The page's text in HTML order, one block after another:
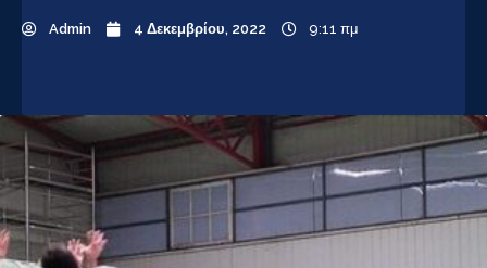
Admin 4 Δεκεμβρίου, 2022 9:11 πμ